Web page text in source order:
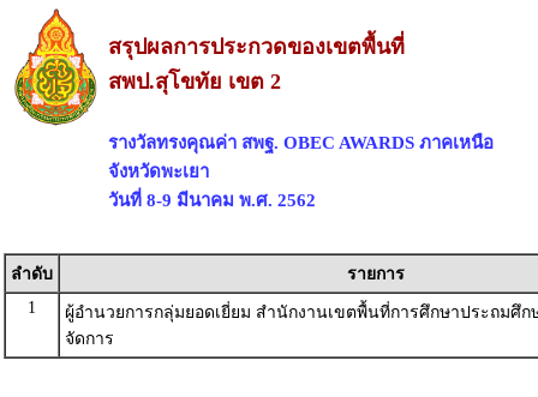
สรุปผลการประกวดของเขตพื้นที่
สพป.สุโขทัย เขต 2
รางวัลทรงคุณค่า สพฐ. OBEC AWARDS ภาคเหนือ
จังหวัดพะเยา
วันที่ 8-9 มีนาคม พ.ศ. 2562
ลำดับ
รายการ
1
ผู้อำนวยการกลุ่มยอดเยี่ยม สำนักงานเขตพื้นที่การศึกษาประถมศึ
จัดการ